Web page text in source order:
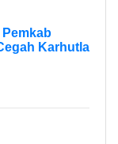
Karhutla